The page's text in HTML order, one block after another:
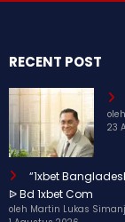
RECENT POST
23
“1xbet
ᐉ Bd 1xbet Com
oleh Martin Lukas